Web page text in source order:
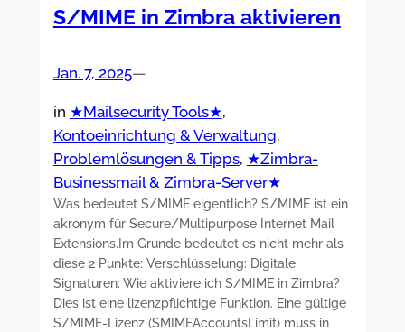
S/MIME in Zimbra aktivieren
Jan. 7, 2025—
in ★Mailsecurity Tools★
Kontoeinrichtung & Verwaltung
Problemlösungen & Tipps, ★Zimbra-
Businessmail & Zimbra-Server★
Was bedeutet S/MIME eigentlich? S/MIME ist ein
akronym für Secure/Multipurpose Internet Mail
Extensions.Im Grunde bedeutet es nicht mehr als
diese 2 Punkte: Verschlüsselung: Digitale
Signaturen: Wie aktiviere ich S/MIME in Zimbra?
Dies ist eine lizenzpflichtige Funktion. Eine gültige
S/MIME-Lizenz (SMIMEAccountsLimit) muss in